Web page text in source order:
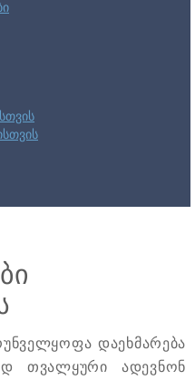
დაეხმარება
თვალყური ადევნონ